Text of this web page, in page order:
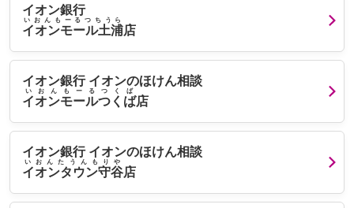
イオン銀行
イオンモール土浦
いおんもーるつちうら
店
イオン銀行 イオンのほけん相談
イオンモールつくば
いおんもーるつくば
店
イオン銀行 イオンのほけん相談
イオンタウン守谷
いおんたうんもりや
店